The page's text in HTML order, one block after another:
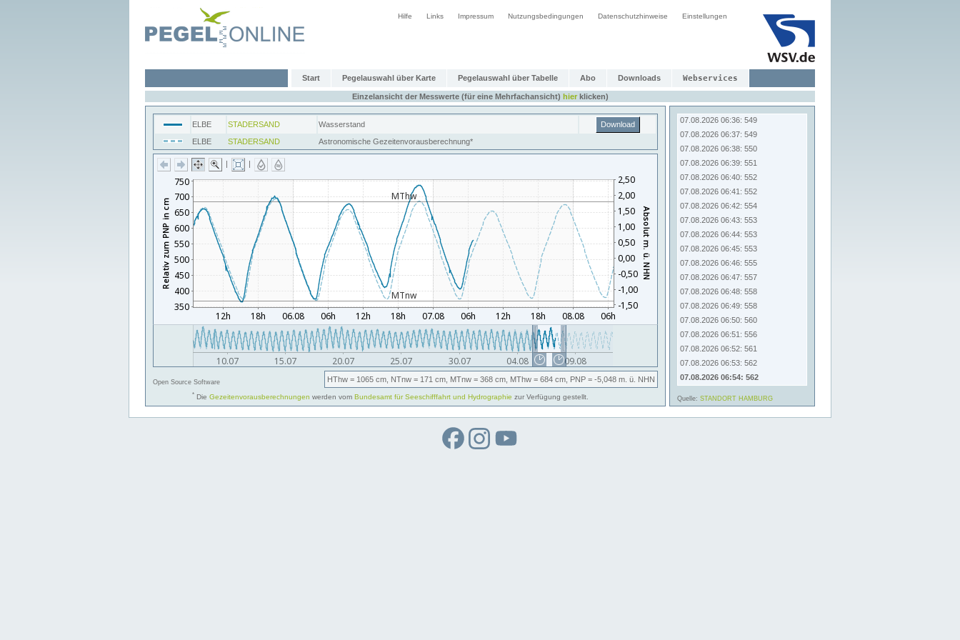
Hilfe Links Impressum Nutzungsbedingungen Datenschutzhinweise Einstellungen
Start Pegelauswahl über Karte Pegelauswahl über Tabelle Abo Downloads Webservices
Einzelansicht der Messwerte (für eine Mehrfachansicht) hierklicken)
ELBE STADERSAND Wasserstand
Download
ELBE
STADERSAND Astronomische Gezeitenvorausberechnung*
| |
Open Source Software HThw = 1065 cm, NTnw = 171 cm, MTnw = 368 cm, MThw = 684 cm, PNP = -5,048 m. ü. NHN
* Die Gezeitenvorausberechnungen werden vom Bundesamt für Seeschifffahrt und Hydrographie zur Verfügung gestellt.
07.08.2026 06:29: 543
07.08.2026 06:33: 547
07.08.2026 06:34: 548
07.08.2026 06:35: 548
07.08.2026 06:36: 549
07.08.2026 06:37: 549
07.08.2026 06:38: 550
07.08.2026 06:39: 551
07.08.2026 06:40: 552
07.08.2026 06:41: 552
07.08.2026 06:42: 554
07.08.2026 06:43: 553
07.08.2026 06:44: 553
07.08.2026 06:45: 553
07.08.2026 06:46: 555
07.08.2026 06:47: 557
07.08.2026 06:48: 558
07.08.2026 06:49: 558
07.08.2026 06:50: 560
07.08.2026 06:51: 556
07.08.2026 06:52: 561
07.08.2026 06:53: 562
07.08.2026 06:54: 562
Quelle: STANDORT HAMBURG